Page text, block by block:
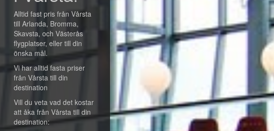
Alltid fast pris från Vårsta
till Arlanda, Bromma,
Skavsta, och Västerås
flygplatser, eller till din
önska mål.
Vi har alltid fasta priser
från Vårsta till din
destination
Vill du veta vad det kostar
att åka från Vårsta till din
destination: